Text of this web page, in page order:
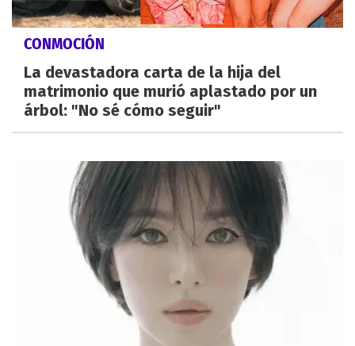
CONMOCIÓN
La devastadora carta de la hija del
matrimonio que murió aplastado por un
árbol: "No sé cómo seguir"